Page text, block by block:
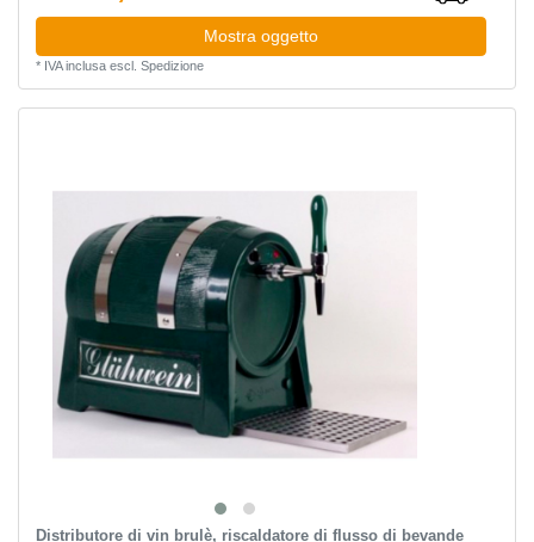
Mostra oggetto
* IVA inclusaescl. Spedizione
Distributore di vin brulè, riscaldatore di flusso di bevande